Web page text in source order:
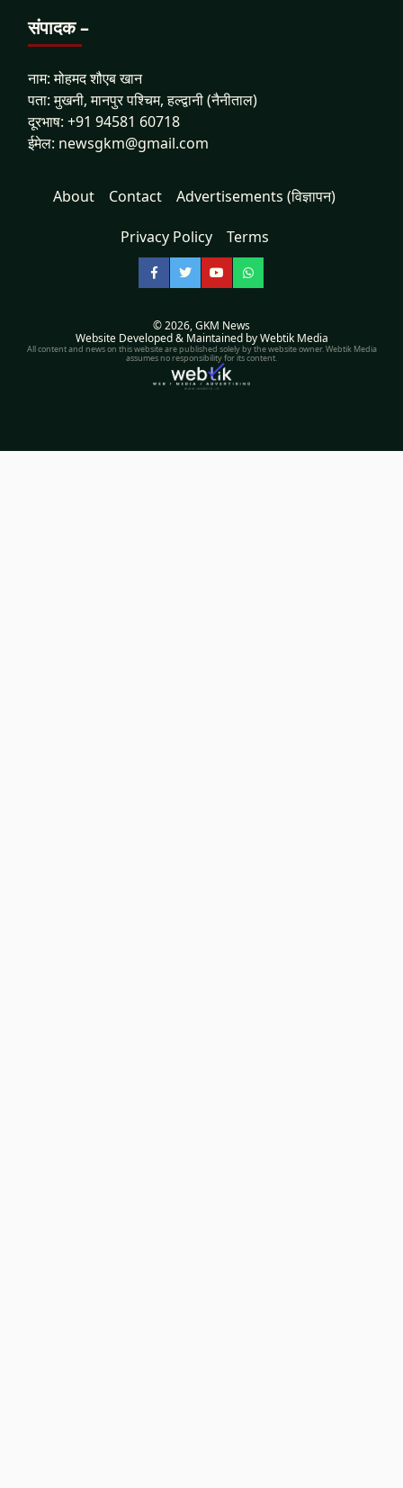
संपादक –
नाम: मोहमद शौएब खान
पता: मुखनी, मानपुर पश्चिम, हल्द्वानी (नैनीताल)
दूरभाष: +91 94581 60718
ईमेल: newsgkm@gmail.com
About Contact Advertisements (विज्ञापन)
Privacy Policy Terms
Facebook
TwitterYouTubeWhatsApp
© 2026,GKM News
Website Developed & Maintained by Webtik Media
All content and news on this website are published solely by the website owner. Webtik Media
assumes no responsibility for its content.